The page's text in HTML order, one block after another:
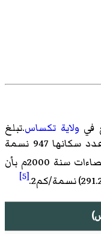
في ولاية تكساس.تبلغ
مساحة هذه المدينة 3.3 (كم²)،ويبلغ عدد سكانها 947 نسمة
سنة 2000م بأن
[5]